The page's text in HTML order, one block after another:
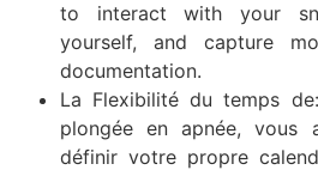
to interact with your
yourself, and capture
documentation.
La Flexibilité du temps
plongée en apnée, vous
définir votre propre